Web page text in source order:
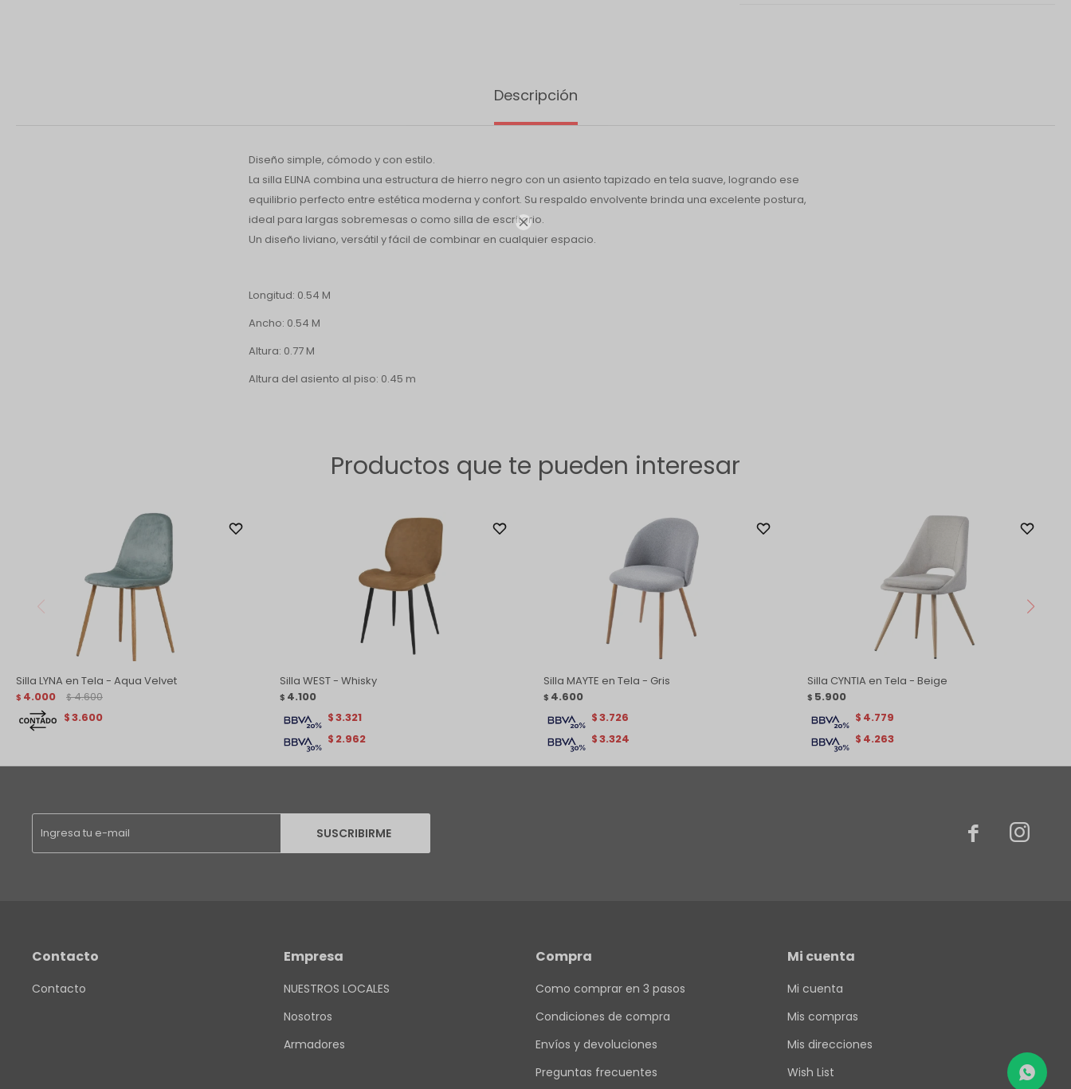

Descripción
Diseño simple, cómodo y con estilo.
La silla ELINA combina una estructura de hierro negro con un asiento tapizado en tela suave, logrando ese
equilibrio perfecto entre estética moderna y confort. Su respaldo envolvente brinda una excelente postura,
ideal para largas sobremesas o como silla de escritorio.
Un diseño liviano, versátil y fácil de combinar en cualquier espacio.
Longitud: 0.54 M
Ancho: 0.54 M
Altura: 0.77 M
Altura del asiento al piso: 0.45 m
Productos que te pueden interesar
Silla LYNA en Tela - Aqua Velvet
$ 4.000 $ 4.600
$3.600
Silla WEST - Whisky
$ 4.100
$ 2.962
$3.321
Silla MAYTE en Tela - Gris
$ 4.600
$3.324
$3.726
Silla CYNTIA en Tela - Beige
$ 5.900
$ 4.263
$ 4.779
SUSCRIBIRME  
Contacto
Contacto
Empresa
NUESTROS LOCALES
Nosotros
Armadores
Compra
Como comprar en 3 pasos
Condiciones de compra
Envíos y devoluciones
Preguntas frecuentes
Mi cuenta
Mi cuenta
Mis compras
Mis direcciones
Wish List